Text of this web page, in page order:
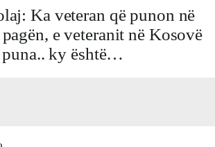
Ka veteran që punon në
e veteranit në Kosovë
ky është…